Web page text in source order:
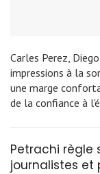
Carles Perez,
impressions à la
une marge
de la confiance à
Petrachi règle
journalistes et